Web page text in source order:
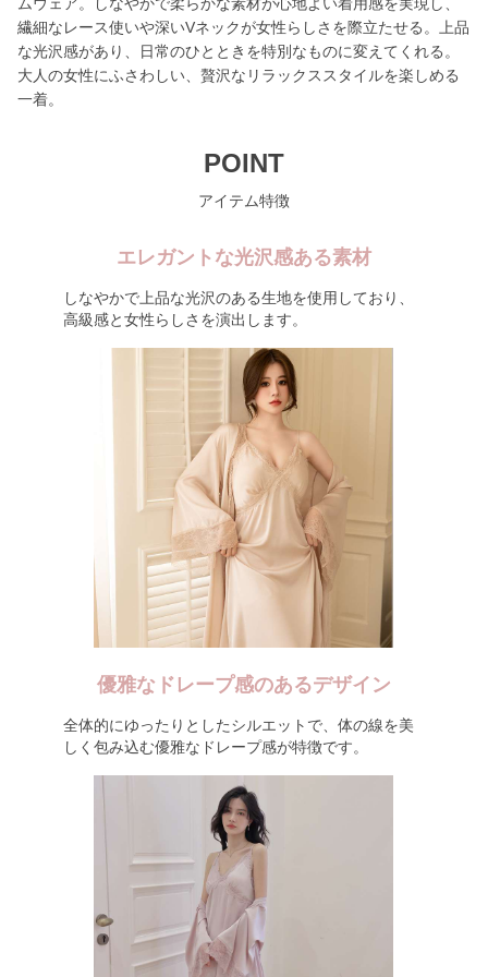
繊細なレース使いや深いVネックが女性らしさを際立たせる。上品
な光沢感があり、日常のひとときを特別なものに変えてくれる。
大人の女性にふさわしい、贅沢なリラックススタイルを楽しめる
一着。
POINT
アイテム特徴
エレガントな光沢感ある素材
しなやかで上品な光沢のある生地を使用しており、
高級感と女性らしさを演出します。
優雅なドレープ感のあるデザイン
全体的にゆったりとしたシルエットで、体の線を美
しく包み込む優雅なドレープ感が特徴です。